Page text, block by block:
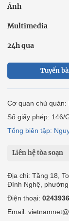
Ảnh
Multimedia
24h qua
Tuyến
Cơ quan chủ quản:
Số giấy phép: 146/
Tổng biên tập:
Liên hệ tòa soạn
Địa chỉ: Tầng 18,
Đình Nghệ, phường
Điện thoại:
Email: